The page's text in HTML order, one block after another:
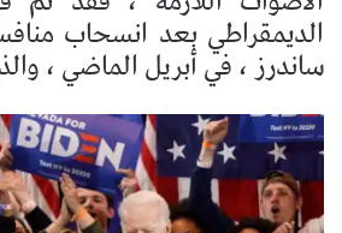
الديمقراطي بعد انسحاب
ساندرز ، في أبريل الماضي ،